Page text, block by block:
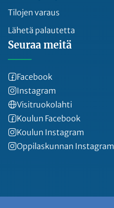
Tilojen varaus
Lähetä palautetta
Seuraa meitä
Facebook
Instagram
Visitruokolahti
Koulun Facebook
Koulun Instagram
Oppilaskunnan Instagram